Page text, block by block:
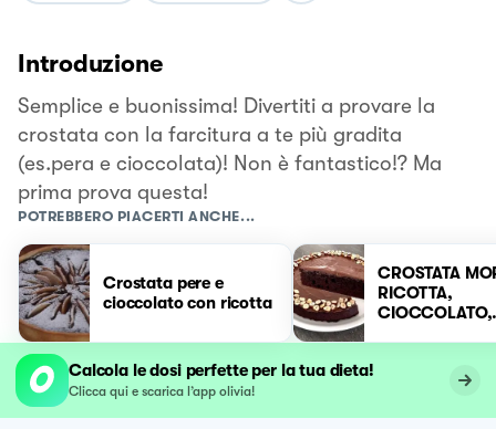
Introduzione
Semplice e buonissima! Divertiti a provare la
crostata con la farcitura a te più gradita
(es.pera e cioccolata)! Non è fantastico!? Ma
prima prova questa!
POTREBBERO PIACERTI ANCHE...
Crostata pere e
cioccolato con ricotta
CROSTATA
RICOTTA,
CIOCCOLATO,
Calcola le dosi perfette per la tua dieta!
Clicca qui e scarica l’app olivia!